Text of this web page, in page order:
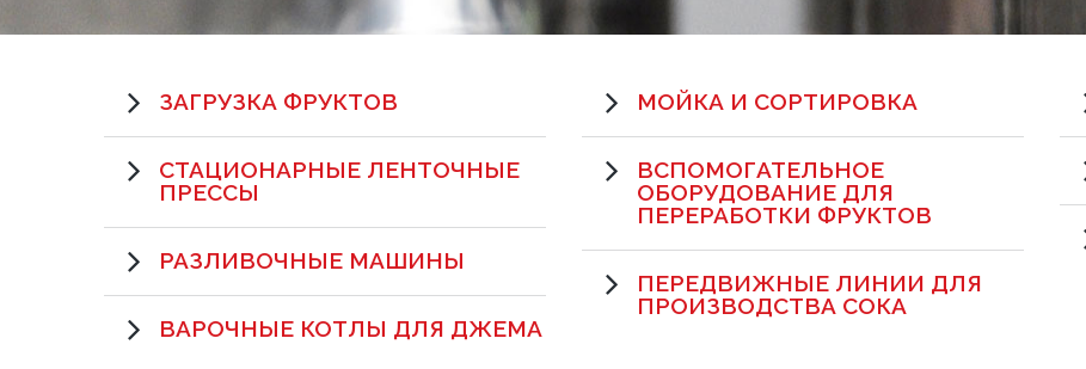
ЗАГРУЗКА ФРУКТОВ
СТАЦИОНАРНЫЕ ЛЕНТОЧНЫЕ
ПРЕССЫ
РАЗЛИВОЧНЫЕ МАШИНЫ
ВАРОЧНЫЕ КОТЛЫ ДЛЯ ДЖЕМА
МОЙКА И СОРТИРОВКА
ВСПОМОГАТЕЛЬНОЕ
ОБОРУДОВАНИЕ ДЛЯ
ПЕРЕРАБОТКИ ФРУКТОВ
ПЕРЕДВИЖНЫЕ ЛИНИИ ДЛЯ
ПРОИЗВОДСТВА СОКА